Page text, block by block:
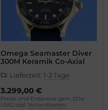
Omega Seamaster Diver
300M Keramik Co-Axial
Lieferzeit: 1-2 Tage
3.299,00 €
Preise sind Endpreise gem. §25a
UStG zzgl. Versandkosten